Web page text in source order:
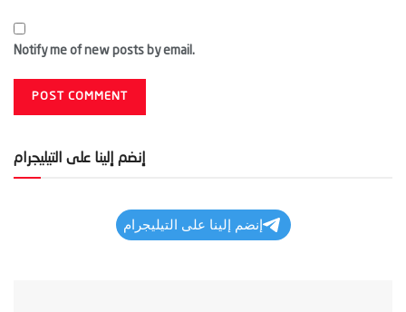
Notify me of new posts by email.
إنضم إلينا على التيليجرام
إنضم إلينا على التيليجرام